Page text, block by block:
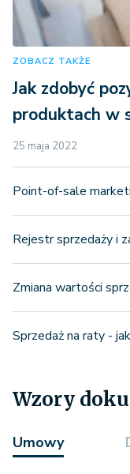
ZOBACZ TAKŻE
Jak zdobyć
produktach w
25 maja 2022
Point-of-sale
Rejestr sprzedaży i
Zmiana wartości
Sprzedaż na raty -
Wzory
Umowy